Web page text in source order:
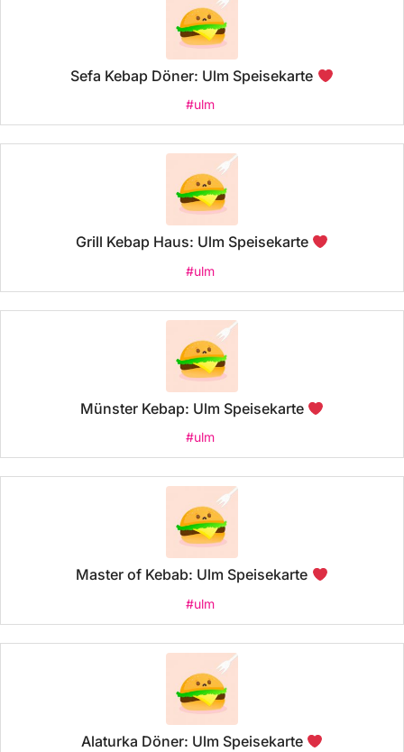
Sefa Kebap Döner: Ulm Speisekarte
#ulm
Grill Kebap Haus: Ulm Speisekarte
#ulm
Münster Kebap: Ulm Speisekarte
#ulm
Master of Kebab: Ulm Speisekarte
#ulm
Alaturka Döner: Ulm Speisekarte